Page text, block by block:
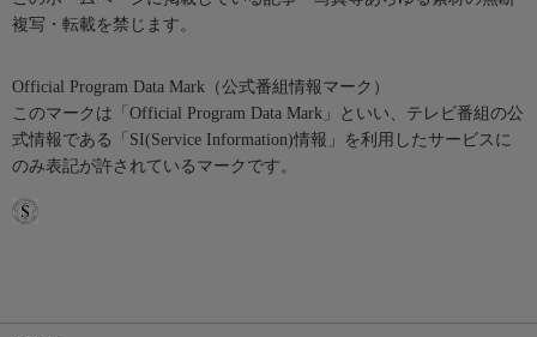
複写・転載を禁じます。
Official Program Data Mark（公式番組情報マーク）
このマークは「Official Program Data Mark」といい、テレビ番組の公
式情報である「SI(Service Information)情報」を利用したサービスに
のみ表記が許されているマークです。